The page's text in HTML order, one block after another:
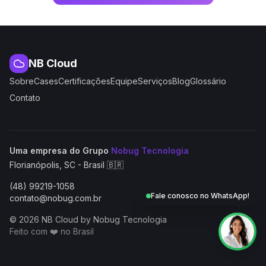
NB Cloud
SobreCasesCertificaçõesEquipeServiçosBlogGlossário
Contato
Uma empresa do Grupo Nobug Tecnologia
Florianópolis, SC - Brasil 🇧🇷
(48) 99219-1058
contato@nobug.com.br
© 2026 NB Cloud by Nobug Tecnologia
Feito com ❤️ no Brasil
NB Cloud by Nobug Tecnologia — Cloud computing,
Fale conosco no WhatsApp!